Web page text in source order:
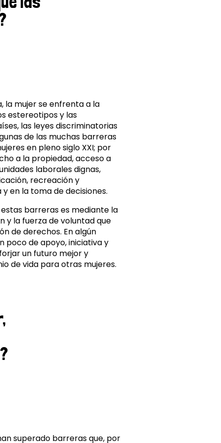
la mujer se enfrenta a la
estereotipos y las
las leyes discriminatorias
de las muchas barreras
en pleno siglo XXI; por
a la propiedad, acceso a
laborales dignas,
recreación y
en la toma de decisiones.
barreras es mediante la
y la fuerza de voluntad que
de derechos. En algún
poco de apoyo, iniciativa y
un futuro mejor y
de vida para otras mujeres.
superado barreras que, por